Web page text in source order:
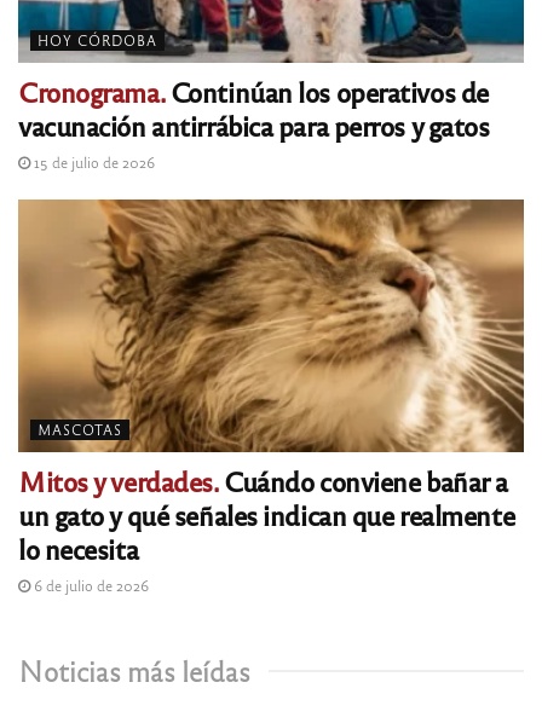
HOY CÓRDOBA
Cronograma.Continúan los operativos de
vacunación antirrábica para perros y gatos
15 de julio de 2026
MASCOTAS
Mitos y verdades.Cuándo conviene bañar a
un gato y qué señales indican que realmente
lo necesita
6 de julio de 2026
Noticias más leídas